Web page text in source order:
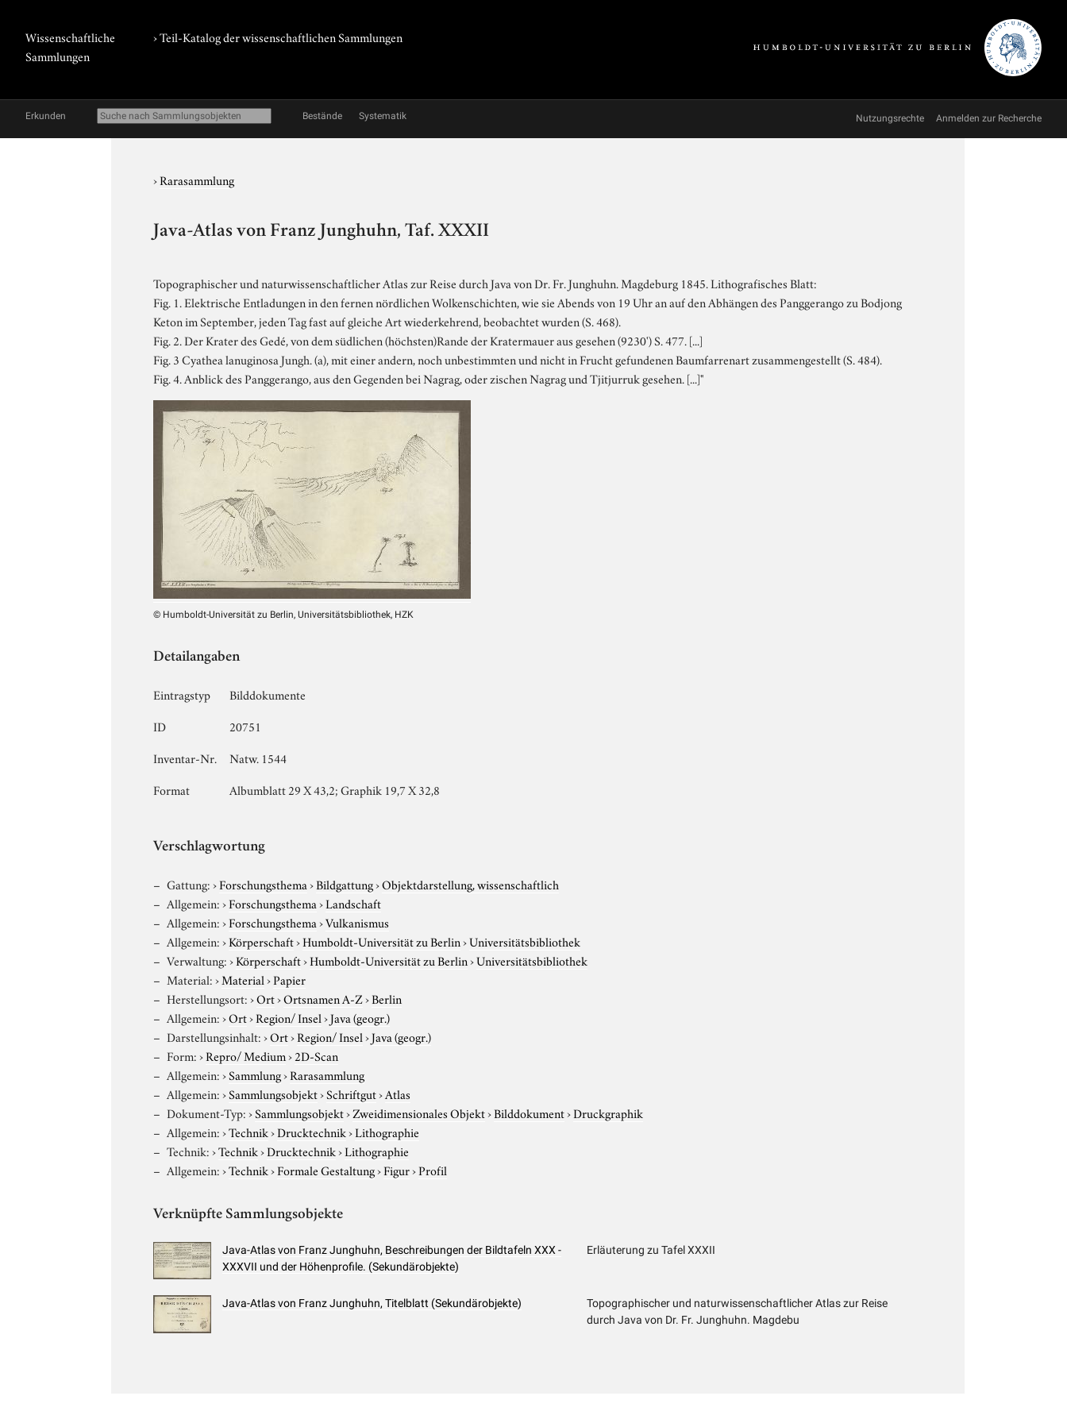
Wissenschaftliche
Sammlungen
› Teil-Katalog der wissenschaftlichen Sammlungen
Erkunden Bestände Systematik Nutzungsrechte Anmelden zur Recherche
›Rarasammlung
Java-Atlas von Franz Junghuhn, Taf. XXXII
Topographischer und naturwissenschaftlicher Atlas zur Reise durch Java von Dr. Fr. Junghuhn. Magdeburg 1845. Lithografisches Blatt:
Fig. 1. Elektrische Entladungen in den fernen nördlichen Wolkenschichten, wie sie Abends von 19 Uhr an auf den Abhängen des Panggerango zu Bodjong
Keton im September, jeden Tag fast auf gleiche Art wiederkehrend, beobachtet wurden (S. 468).
Fig. 2. Der Krater des Gedé, von dem südlichen (höchsten)Rande der Kratermauer aus gesehen (9230') S. 477. [...]
Fig. 3 Cyathea lanuginosa Jungh. (a), mit einer andern, noch unbestimmten und nicht in Frucht gefundenen Baumfarrenart zusammengestellt (S. 484).
Fig. 4. Anblick des Panggerango, aus den Gegenden bei Nagrag, oder zischen Nagrag und Tjitjurruk gesehen. [...]"
© Humboldt-Universität zu Berlin, Universitätsbibliothek, HZK
Detailangaben
Eintragstyp
Bilddokumente
ID
20751
Inventar-Nr.
Natw. 1544
Format
Albumblatt 29 X 43,2; Graphik 19,7 X 32,8
Verschlagwortung
Gattung:›Forschungsthema›Bildgattung›Objektdarstellung, wissenschaftlich
Allgemein:›Forschungsthema›Landschaft
Allgemein:›Forschungsthema›Vulkanismus
Allgemein:›Körperschaft›Humboldt-Universität zu Berlin›Universitätsbibliothek
Verwaltung:›Körperschaft›Humboldt-Universität zu Berlin›Universitätsbibliothek
Material:›Material›Papier
Herstellungsort:›Ort›Ortsnamen A-Z›Berlin
Allgemein:›Ort›Region/ Insel›Java (geogr.)
Darstellungsinhalt:›Ort›Region/ Insel›Java (geogr.)
Form:›Repro/ Medium›2D-Scan
Allgemein:›Sammlung›Rarasammlung
Allgemein:›Sammlungsobjekt›Schriftgut›Atlas
Dokument-Typ:›Sammlungsobjekt›Zweidimensionales Objekt›Bilddokument›Druckgraphik
Allgemein:›Technik›Drucktechnik›Lithographie
Technik:›Technik›Drucktechnik›Lithographie
Allgemein:›Technik›Formale Gestaltung›Figur›Profil
Verknüpfte Sammlungsobjekte
Java-Atlas von Franz Junghuhn, Beschreibungen der Bildtafeln XXX -
XXXVII und der Höhenprofile. (Sekundärobjekte)
Erläuterung zu Tafel XXXII
Java-Atlas von Franz Junghuhn, Titelblatt (Sekundärobjekte)
Topographischer und naturwissenschaftlicher Atlas zur Reise
durch Java von Dr. Fr. Junghuhn. Magdebu